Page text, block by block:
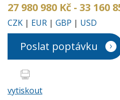
27 980 980 Kč - 33 160
CZK | EUR | GBP | USD
Poslat poptávku
vytiskout